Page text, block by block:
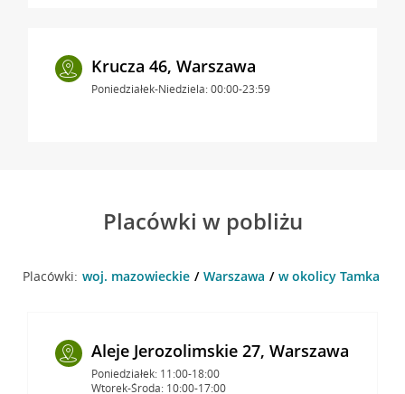
Krucza 46, Warszawa
Poniedziałek-Niedziela: 00:00-23:59
Placówki w pobliżu
Placówki: woj. mazowieckie Warszawa w okolicy Tamka 16
Aleje Jerozolimskie 27, Warszawa
Poniedziałek: 11:00-18:00
Wtorek-Środa: 10:00-17:00